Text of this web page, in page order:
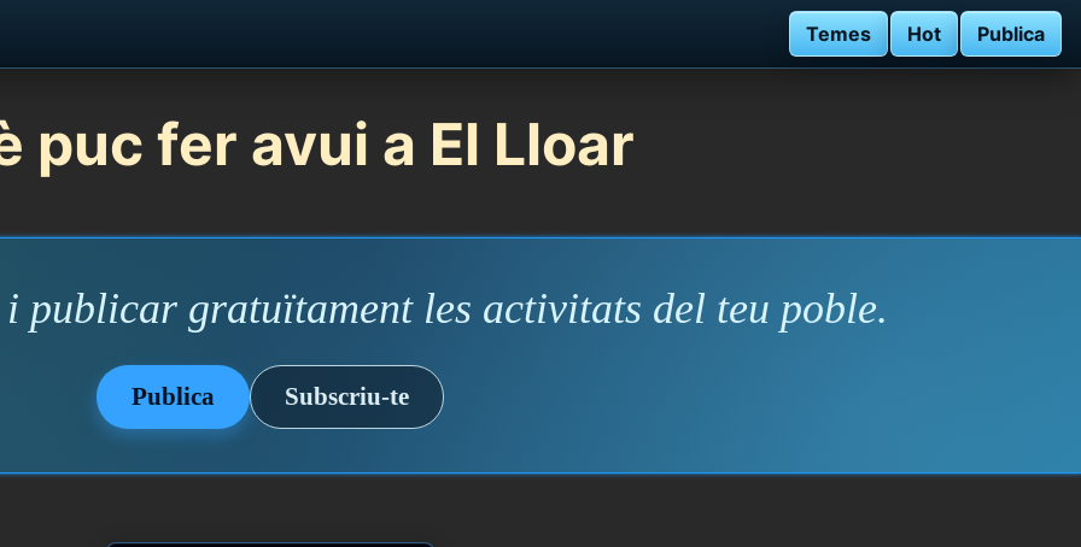
Temes Hot Publica
puc fer avui a El Lloar
publicar gratuïtament les activitats del teu poble.
Publica Subscriu-te